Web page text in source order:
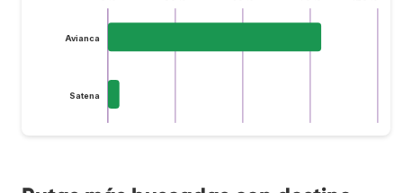
Avianca
Satena